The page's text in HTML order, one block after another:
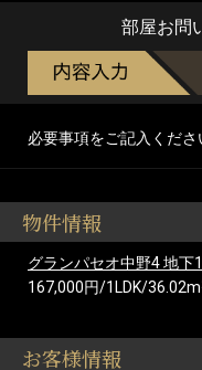
部屋お問
必要事項をご記入くださ
物件情報
グランパセオ中野4 地下
167,000円/1LDK/36.02m
お客様情報